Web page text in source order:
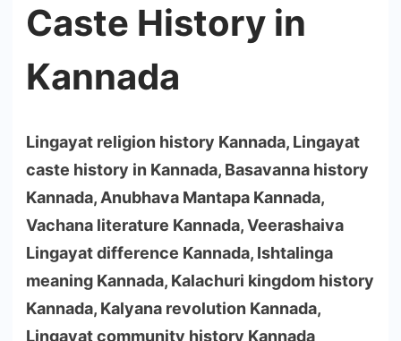
Caste History in
Kannada
Lingayat religion history Kannada, Lingayat
caste history in Kannada, Basavanna history
Kannada, Anubhava Mantapa Kannada,
Vachana literature Kannada, Veerashaiva
Lingayat difference Kannada, Ishtalinga
meaning Kannada, Kalachuri kingdom history
Kannada, Kalyana revolution Kannada,
Lingayat community history Kannada